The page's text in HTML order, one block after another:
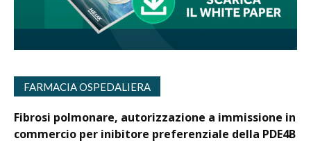
FARMACIA OSPEDALIERA
Fibrosi polmonare, autorizzazione a immissione in
commercio per inibitore preferenziale della PDE4B